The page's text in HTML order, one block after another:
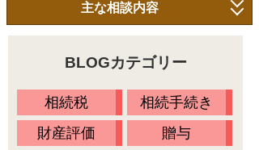
相続の流れ
当事務所に依頼するメリット
無料相談会・セミナー情報
主な相談内容
相続方法の決定
相続放棄
BLOGカテゴリー
相続税
相続手続き
財産評価
贈与